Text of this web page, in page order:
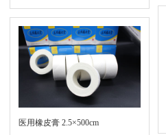
医用橡皮膏 2.5×500cm